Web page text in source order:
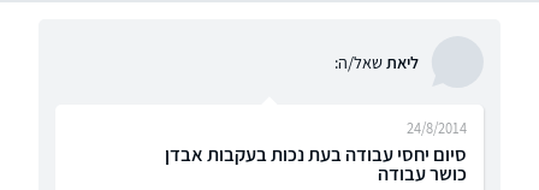
ליאת שאל/ה:
סיום יחסי עבודה בעת נכות בעקבות אבדן
כושר עבודה
24/8/2014